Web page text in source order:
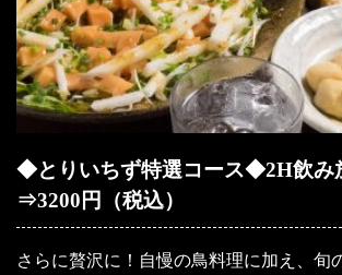
◆とりいちず特選コース◆2H飲み
⇒3200円（税込）
さらに贅沢に！自慢の鳥料理に加え、旬